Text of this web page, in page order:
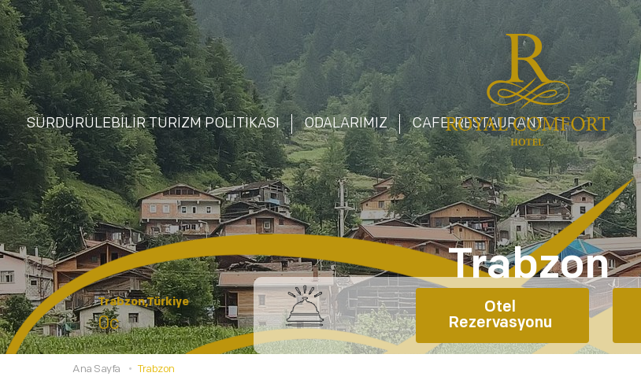
SÜRDÜRÜLEBİLİR TURİZM POLİTİKASI ODALARIMIZ CAFE-RESTAURANT
Trabzon
Trabzon,Türkiye
0c
Otel
Rezervasyonu
Ana Sayfa Trabzon